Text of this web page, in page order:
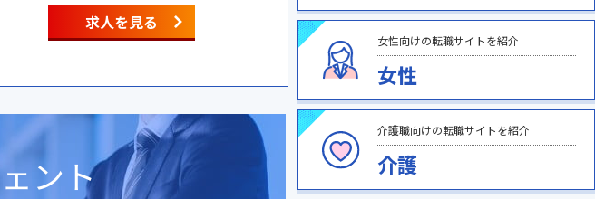
求人を見る
ント
女性向けの転職サイトを紹介
女性
介護職向けの転職サイトを紹介
介護